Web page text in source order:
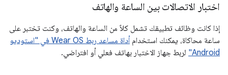
اختبار الاتصالات بين الساعة والهاتف
إذا كانت وظائف تطبيقك تشمل كلاً من الساعة والهاتف، وكنت تختبر على
ساعة محاكاة، يمكنك استخدام
أداة مساعد ربط Wear OS في "استوديو
Android" لربط جهاز الاختبار بهاتف فعلي أو افتراضي.